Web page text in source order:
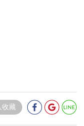
收藏